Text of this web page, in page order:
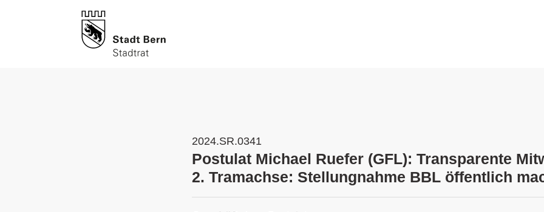
2024.SR.0341
Postulat Michael Ruefer (GFL): Transparente
2. Tramachse: Stellungnahme BBL öffentlich